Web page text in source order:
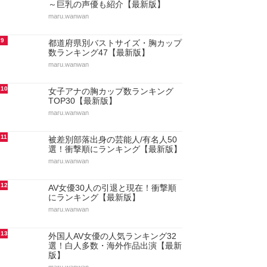
～巨乳の声優も紹介【最新版】
maru.wanwan
9
都道府県別バストサイズ・胸カップ
数ランキング47【最新版】
maru.wanwan
10
女子アナの胸カップ数ランキング
TOP30【最新版】
maru.wanwan
11
被差別部落出身の芸能人/有名人50
選！衝撃順にランキング【最新版】
maru.wanwan
12
AV女優30人の引退と現在！衝撃順
にランキング【最新版】
maru.wanwan
13
外国人AV女優の人気ランキング32
選！白人多数・海外作品出演【最新
版】